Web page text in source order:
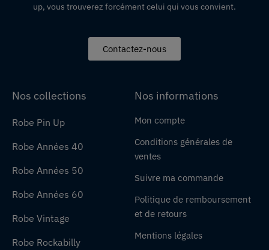
up, vous trouverez forcément celui qui vous convient.
Contactez-nous
Nos collections
Robe Pin Up
Robe Années 40
Robe Années 50
Robe Années 60
Robe Vintage
Robe Rockabilly
Nos informations
Mon compte
Conditions générales de
ventes
Suivre ma commande
Politique de remboursement
et de retours
Mentions légales